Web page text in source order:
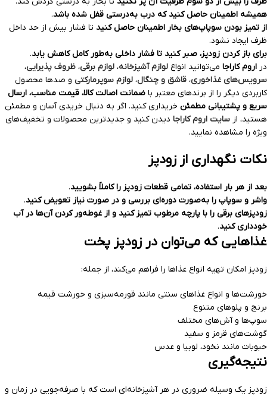
همیشه اطمینان حاصل کنید که درب به‌درستی قفل شده باشد.
از تمیز بودن سوپاپ‌های بخار اطمینان حاصل کنید تا فشار بیش از حد داخل
ظرف ایجاد نشود.
برای باز کردن زودپز، صبر کنید تا فشار داخلی به‌طور کامل کاهش یابد.
در اروم کاراجا می‌توانید انواع لوازم آشپزخانه، لوازم برقی، ظروف پذیرایی،
سرویس‌های غذاخوری، قاشق و چنگال، لوازم سوپرمارکتی و صدها محصول
کاربردی دیگر را از برندهای معتبر با ضمانت اصالت کالا، قیمت مناسب، ارسال
سریع و پشتیبانی مطمئن خریداری کنید. اگر به دنبال خریدی آسان و مطمئن
هستید، از سایت اروم کاراجا دیدن کنید و جدیدترین محصولات و تخفیف‌های
ویژه را مشاهده نمایید.
نکات نگهداری از زودپز
بعد از هر بار استفاده، تمامی قطعات زودپز را کاملاً بشویید.
واشر و سوپاپ را به‌صورت دوره‌ای بررسی و در صورت نیاز تعویض کنید.
زودپزهای برقی را با پارچه مرطوب تمیز کنید و از غوطه‌ور کردن آن‌ها در آب
خودداری کنید.
غذاهایی که می‌توان در زودپز پخت
زودپز امکان تهیه انواع غذاها را فراهم می‌کند، از جمله:
خورشت‌ها و انواع غذاهای سنتی مانند قورمه‌سبزی و خورشت قیمه
برنج و پلوهای متنوع
سوپ‌ها و آش‌های مختلف
گوشت‌های قرمز و سفید
حبوبات مانند نخود، لوبیا و عدس
نتیجه‌گیری
زودپز یک وسیله ضروری در هر آشپزخانه‌ای است که با صرفه‌جویی در زمان و